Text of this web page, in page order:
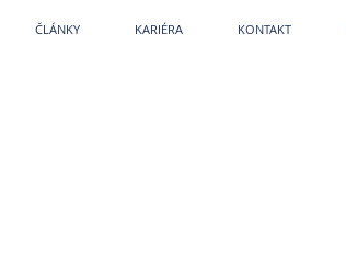
ČLÁNKY KARIÉRA KONTAKT